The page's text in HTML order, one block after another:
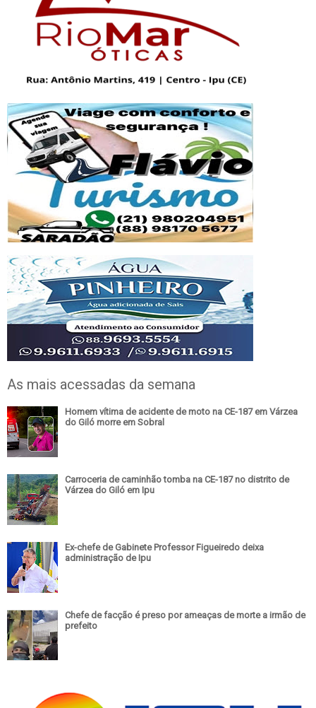
As mais acessadas da semana
Homem vítima de acidente de moto na CE-187 em Várzea
do Giló morre em Sobral
Carroceria de caminhão tomba na CE-187 no distrito de
Várzea do Giló em Ipu
Ex-chefe de Gabinete Professor Figueiredo deixa
administração de Ipu
Chefe de facção é preso por ameaças de morte a irmão de
prefeito